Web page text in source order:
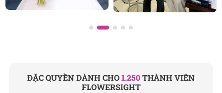
trương,hoa chia buồn ,vòng hoa đám tang, đặc biệt
Văn phòng: 235A Hoàng Hoa Thám, P. 5, Quận Phú
ĐẶC QUYỀN DÀNH CHO1.250THÀNH VIÊN
FLOWERSIGHT